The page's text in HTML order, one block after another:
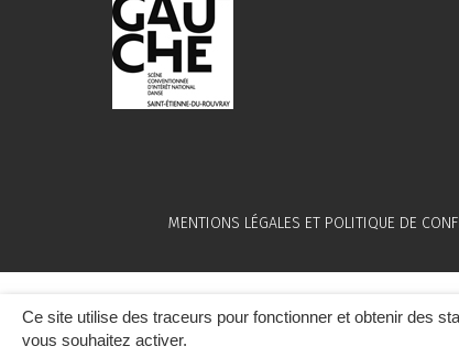
Ce site utilise des traceurs pour fonctionner et obtenir des
vous souhaitez activer.
MENTIONS LÉGALES ET POLITIQUE DE